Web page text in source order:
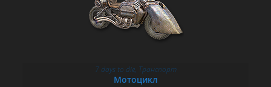
В КОРЗИНУ
7 days to die, Транспорт
Мотоцикл